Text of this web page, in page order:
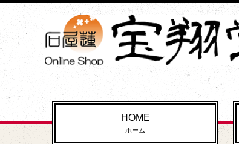
HOME
ホーム